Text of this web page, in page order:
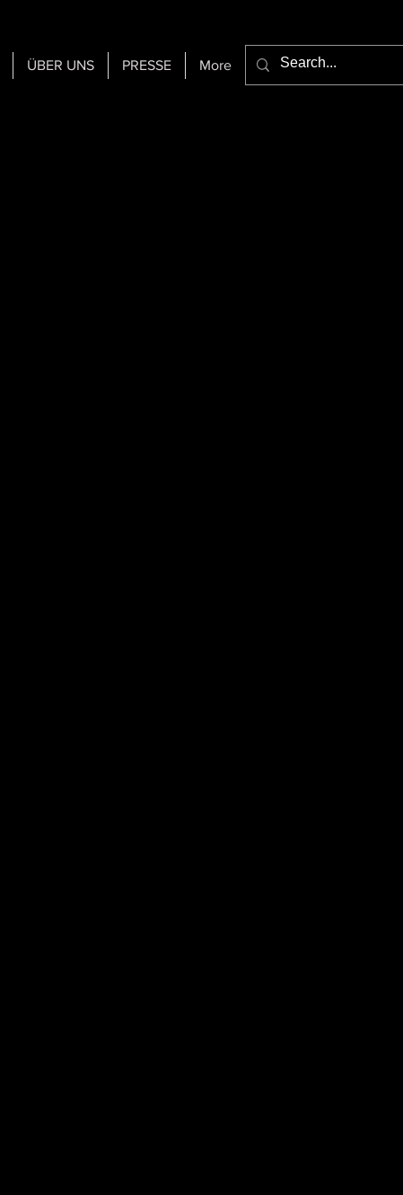
ÜBER UNS PRESSE More